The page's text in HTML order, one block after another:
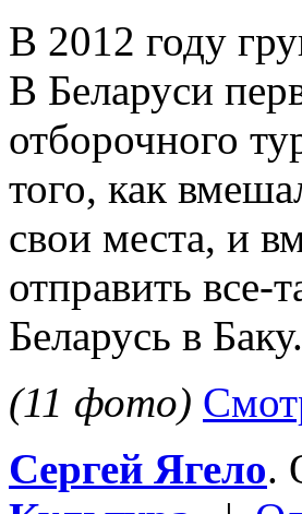
В 2012 году
В Беларуси
отборочного
того, как
свои места, и
отправить все-
Беларусь в Баку.
(11 фото)
Сергей Ягело.